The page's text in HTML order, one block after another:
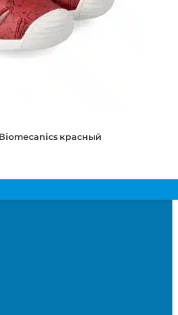
красный
цена: